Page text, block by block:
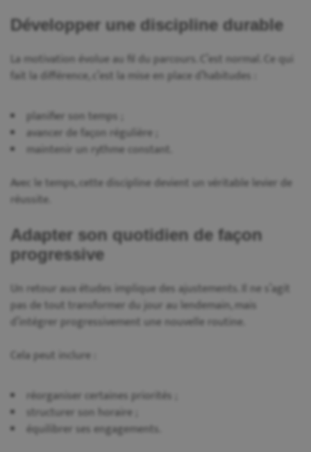
Développer une discipline durable
La motivation évolue au fil du parcours. C’est normal. Ce qui
fait la différence, c’est la mise en place d’habitudes :
planifier son temps ;
avancer de façon régulière ;
maintenir un rythme constant.
Avec le temps, cette discipline devient un véritable levier de
réussite.
Adapter son quotidien de façon
progressive
Un retour aux études implique des ajustements. Il ne s’agit
pas de tout transformer du jour au lendemain, mais
d’intégrer progressivement une nouvelle routine.
Cela peut inclure :
réorganiser certaines priorités ;
structurer son horaire ;
équilibrer ses engagements.